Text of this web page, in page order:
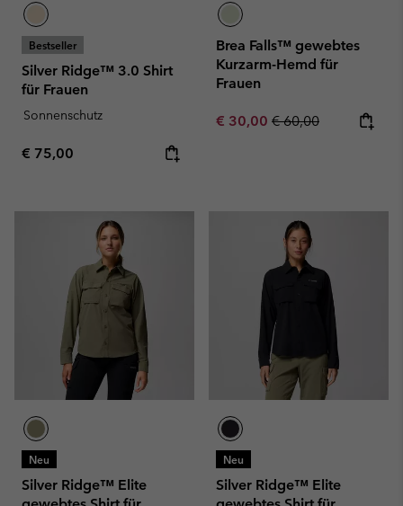
Bestseller
Silver Ridge™ 3.0 Shirt
für Frauen
Sonnenschutz
Regular price:
€ 75,00
Brea Falls™ gewebtes
Kurzarm-Hemd für
Frauen
Sale price:
€ 30,00 Regular price:
€ 60,00
Neu
Silver Ridge™ Elite
Neu
Silver Ridge™ Elite